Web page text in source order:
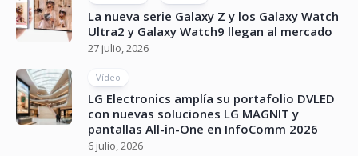
La nueva serie Galaxy Z y los Galaxy Watch
Ultra2 y Galaxy Watch9 llegan al mercado
27 julio, 2026
Vídeo
LG Electronics amplía su portafolio DVLED
con nuevas soluciones LG MAGNIT y
pantallas All-in-One en InfoComm 2026
6 julio, 2026